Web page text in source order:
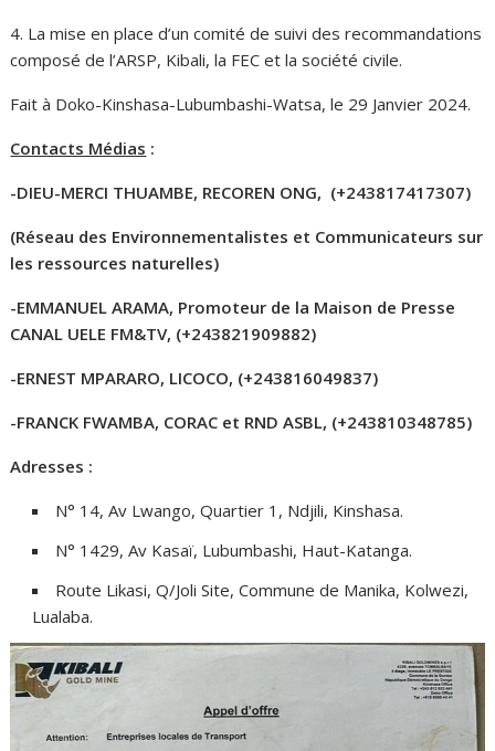
4. La mise en place d’un comité de suivi des recommandations
composé de l’ARSP, Kibali, la FEC et la société civile.
Fait à Doko-Kinshasa-Lubumbashi-Watsa, le 29 Janvier 2024.
Contacts Médias :
-DIEU-MERCI THUAMBE, RECOREN ONG, (+243817417307)
(Réseau des Environnementalistes et Communicateurs sur
les ressources naturelles)
-EMMANUEL ARAMA, Promoteur de la Maison de Presse
CANAL UELE FM&TV, (+243821909882)
-ERNEST MPARARO, LICOCO, (+243816049837)
-FRANCK FWAMBA, CORAC et RND ASBL, (+243810348785)
Adresses :
N° 14, Av Lwango, Quartier 1, Ndjili, Kinshasa.
N° 1429, Av Kasaï, Lubumbashi, Haut-Katanga.
Route Likasi, Q/Joli Site, Commune de Manika, Kolwezi,
Lualaba.